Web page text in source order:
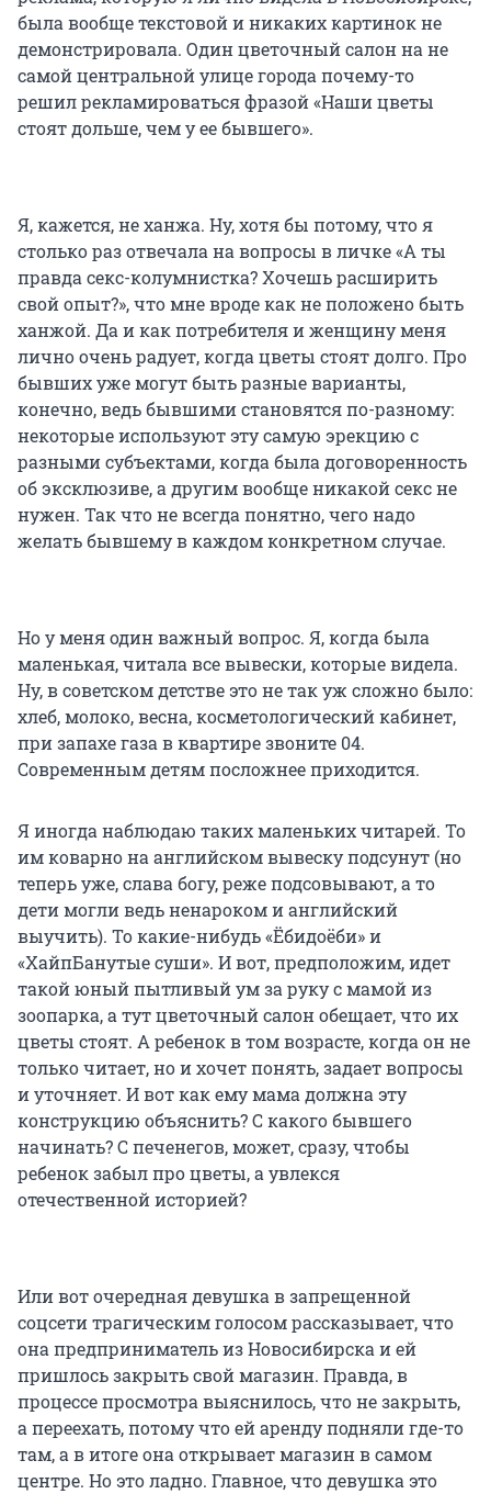
была вообще текстовой и никаких картинок не
демонстрировала. Один цветочный салон на не
самой центральной улице города почему-то
решил рекламироваться фразой «Наши цветы
стоят дольше, чем у ее бывшего».
Я, кажется, не ханжа. Ну, хотя бы потому, что я
столько раз отвечала на вопросы в личке «А ты
правда секс-колумнистка? Хочешь расширить
свой опыт?», что мне вроде как не положено быть
ханжой. Да и как потребителя и женщину меня
лично очень радует, когда цветы стоят долго. Про
бывших уже могут быть разные варианты,
конечно, ведь бывшими становятся по-разному:
некоторые используют эту самую эрекцию с
разными субъектами, когда была договоренность
об эксклюзиве, а другим вообще никакой секс не
нужен. Так что не всегда понятно, чего надо
желать бывшему в каждом конкретном случае.
Но у меня один важный вопрос. Я, когда была
маленькая, читала все вывески, которые видела.
Ну, в советском детстве это не так уж сложно было:
хлеб, молоко, весна, косметологический кабинет,
при запахе газа в квартире звоните 04.
Современным детям посложнее приходится.
Я иногда наблюдаю таких маленьких читарей. То
им коварно на английском вывеску подсунут (но
теперь уже, слава богу, реже подсовывают, а то
дети могли ведь ненароком и английский
выучить). То какие-нибудь «Ёбидоёби» и
«ХайпБанутые суши». И вот, предположим, идет
такой юный пытливый ум за руку с мамой из
зоопарка, а тут цветочный салон обещает, что их
цветы стоят. А ребенок в том возрасте, когда он не
только читает, но и хочет понять, задает вопросы
и уточняет. И вот как ему мама должна эту
конструкцию объяснить? С какого бывшего
начинать? С печенегов, может, сразу, чтобы
ребенок забыл про цветы, а увлекся
отечественной историей?
Или вот очередная девушка в запрещенной
соцсети трагическим голосом рассказывает, что
она предприниматель из Новосибирска и ей
пришлось закрыть свой магазин. Правда, в
процессе просмотра выяснилось, что не закрыть,
а переехать, потому что ей аренду подняли где-то
там, а в итоге она открывает магазин в самом
центре. Но это ладно. Главное, что девушка это